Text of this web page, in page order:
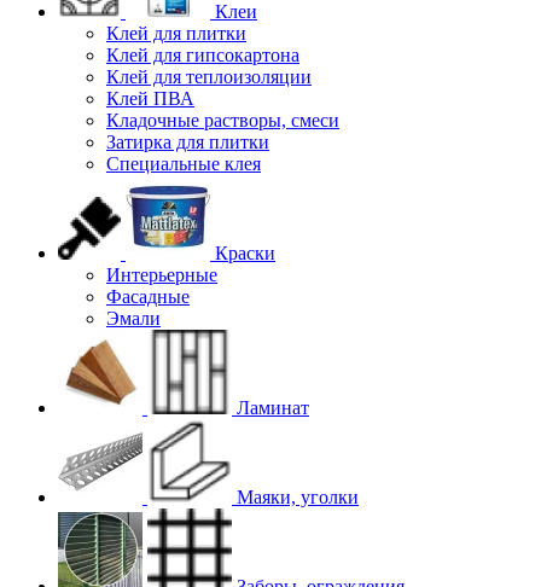
Клеи
Клей для плитки
Клей для гипсокартона
Клей для теплоизоляции
Клей ПВА
Кладочные растворы, смеси
Затирка для плитки
Специальные клея
Краски
Интерьерные
Фасадные
Эмали
Ламинат
Маяки, уголки